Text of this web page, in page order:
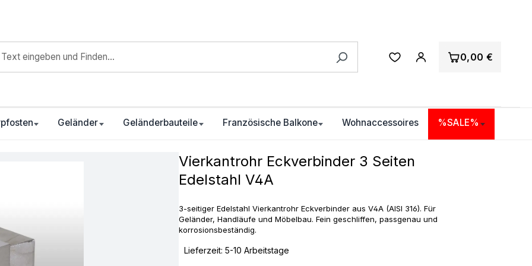
0,00 €
Geländer Geländerbauteile Französische Balkone Wohnaccessoires %SALE%
Vierkantrohr Eckverbinder 3 Seiten
Edelstahl V4A
3-seitiger Edelstahl Vierkantrohr Eckverbinder aus V4A (AISI 316). Für
Geländer, Handläufe und Möbelbau. Fein geschliffen, passgenau und
korrosionsbeständig.
Lieferzeit: 5-10 Arbeitstage